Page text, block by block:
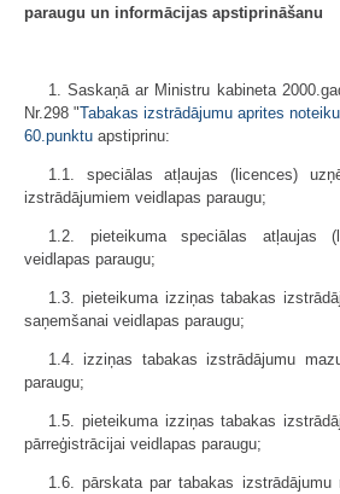
paraugu un informācijas apstiprināšanu
1. Saskaņā ar Ministru kabineta
Nr.298 "Tabakas izstrādājumu aprites
60.punktu apstiprinu:
1.1. speciālas atļaujas (licences)
izstrādājumiem veidlapas paraugu;
1.2. pieteikuma speciālas atļaujas
veidlapas paraugu;
1.3. pieteikuma izziņas tabakas
saņemšanai veidlapas paraugu;
1.4. izziņas tabakas izstrādājumu
paraugu;
1.5. pieteikuma izziņas tabakas
pārreģistrācijai veidlapas paraugu;
1.6. pārskata par tabakas izstrādājumu